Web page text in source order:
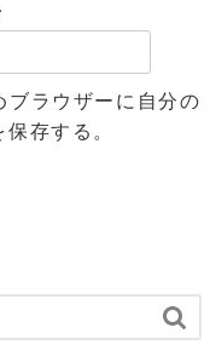
ブラウザーに自分の
存する。
